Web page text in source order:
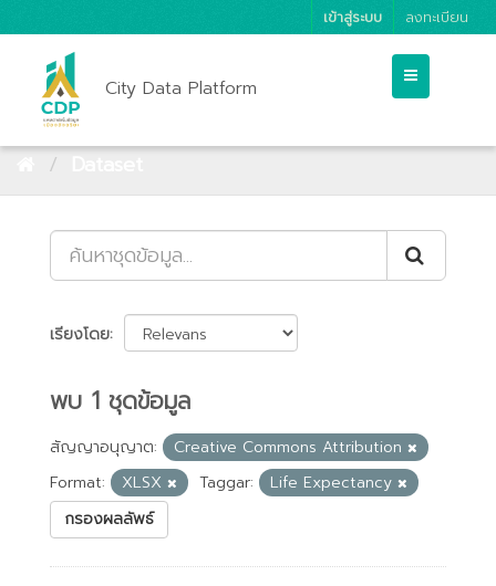
เข้าสู่ระบบ ลงทะเบียน
City Data Platform
เรียงโดย
พบ 1 ชุดข้อมูล
สัญญาอนุญาต:
Creative Commons Attribution
Format:
XLSX Taggar:
Life Expectancy
กรองผลลัพธ์